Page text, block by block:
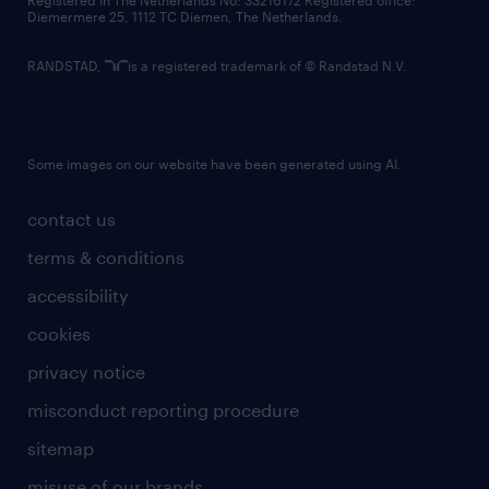
contact us
terms & conditions
accessibility
cookies
privacy notice
misconduct reporting procedure
sitemap
Diemermere 25, 1112 TC Diemen, The Netherlands.
RANDSTAD, is a registered trademark of © Randstad N.V.
Some images on our website have been generated using AI.